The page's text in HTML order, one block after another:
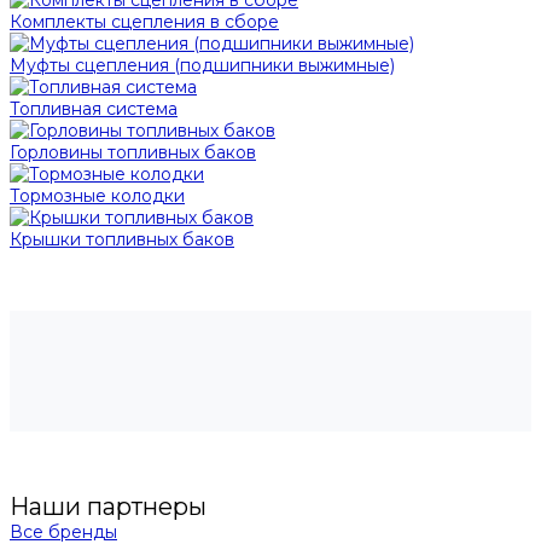
Комплекты сцепления в сборе
Муфты сцепления (подшипники выжимные)
Топливная система
Горловины топливных баков
Тормозные колодки
Крышки топливных баков
Наши партнеры
Все бренды